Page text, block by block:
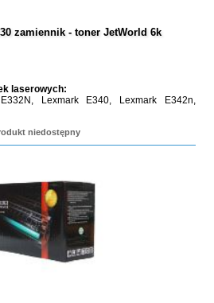
zamiennik - toner JetWorld 6k
laserowych:
Lexmark E340, Lexmark E342n,
niedostępny